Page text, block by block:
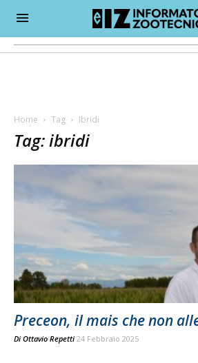
Home Tag Ibridi
Tag: ibridi
Preceon, il mais che non
Di Ottavio Repetti 24 Febbraio 2025